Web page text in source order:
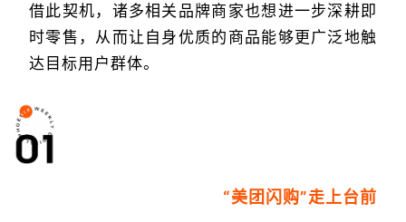
借此契机，诸多相关品牌商家也想进一步深耕即
时零售，从而让自身优质的商品能够更广泛地触
达目标用户群体。
“美团闪购”走上台前